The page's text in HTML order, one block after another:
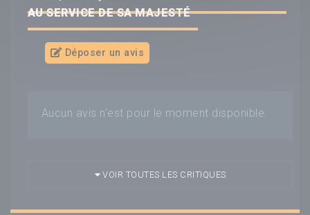
AU SERVICE DE SA MAJESTÉ
Déposer un avis
Aucun avis n'est pour le moment disponible.
VOIR TOUTES LES CRITIQUES